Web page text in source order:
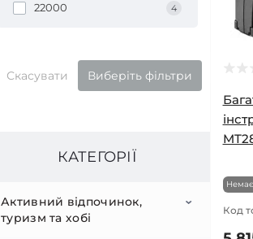
22000 4
Скасувати Виберіть фільтри
КАТЕГОРІЇ
Активний відпочинок,
туризм та хобі
Код